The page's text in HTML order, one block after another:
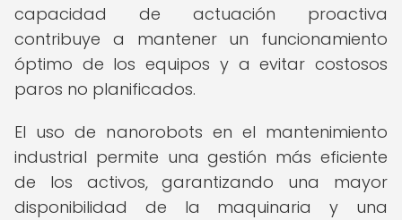
capacidad de actuación proactiva
contribuye a mantener un funcionamiento
óptimo de los equipos y a evitar costosos
paros no planificados.
El uso de nanorobots en el mantenimiento
industrial permite una gestión más eficiente
de los activos, garantizando una mayor
disponibilidad de la maquinaria y una